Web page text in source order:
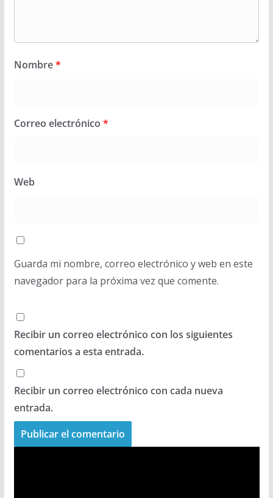
Nombre*
Correo electrónico *
Web
Guarda mi nombre, correo electrónico y web en este
navegador para la próxima vez que comente.
Recibir un correo electrónico con los siguientes
comentarios a esta entrada.
Recibir un correo electrónico con cada nueva
entrada.